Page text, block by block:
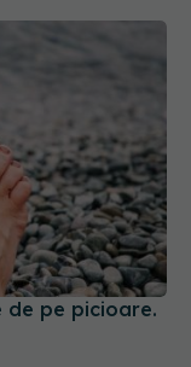
de pe picioare.